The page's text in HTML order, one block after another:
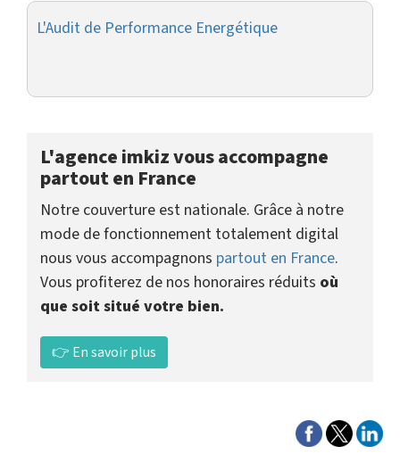
L'Audit de Performance Energétique
L'agence imkiz vous accompagne
partout en France
Notre couverture est nationale. Grâce à notre
mode de fonctionnement totalement digital
nous vous accompagnons partout en France.
Vous profiterez de nos honoraires réduits où
que soit situé votre bien.
👉 En savoir plus